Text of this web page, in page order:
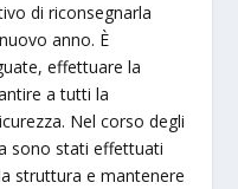
di riconsegnarla
anno. È
effettuare la
a tutti la
Nel corso degli
sono stati effettuati
struttura e mantenere